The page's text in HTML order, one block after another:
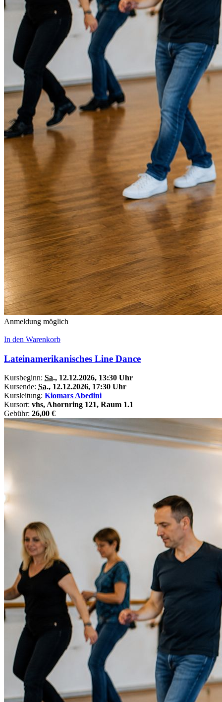
Anmeldung möglich
In den Warenkorb
Lateinamerikanisches Line Dance
Kursbeginn: Sa., 12.12.2026, 13:30 Uhr
Kursende: Sa., 12.12.2026, 17:30 Uhr
Kursleitung: Kiomars Abedini
Kursort: vhs, Ahornring 121, Raum 1.1
Gebühr: 26,00 €